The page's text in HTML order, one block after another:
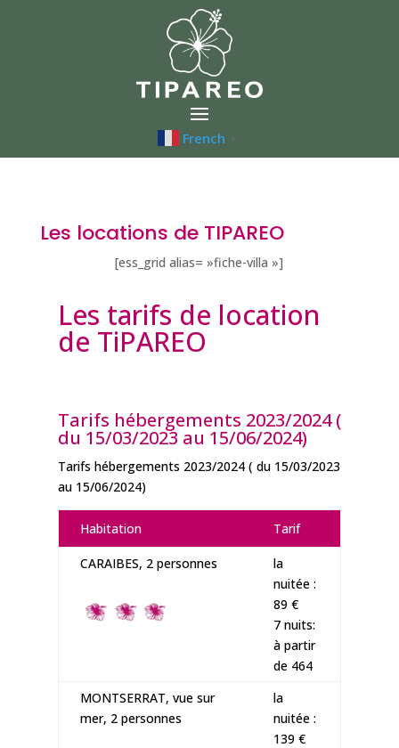
French ▼
Les locations de TIPAREO
[ess_grid alias= »fiche-villa »]
Les tarifs de location
de TiPAREO
Tarifs hébergements 2023/2024 (
du 15/03/2023 au 15/06/2024)
Tarifs hébergements 2023/2024 ( du 15/03/2023
au 15/06/2024)
Habitation Tarif
CARAIBES, 2 personnes
la
nuitée :
89 €
7 nuits:
à partir
de 464
MONTSERRAT, vue sur
mer, 2 personnes
la
nuitée :
139 €